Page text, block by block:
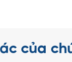
của